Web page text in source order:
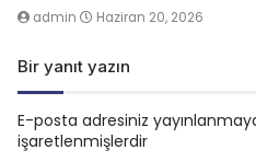
admin Haziran 20, 2026
Bir yanıt yazın
E-posta adresiniz
işaretlenmişlerdir